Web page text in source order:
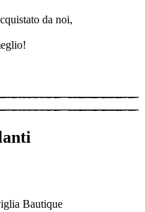
da noi,
Bautique